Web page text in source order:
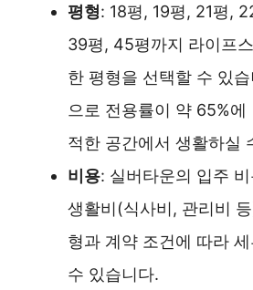
평형: 18평, 19평, 21평,
39평, 45평까지 라이프
한 평형을 선택할 수 있
으로 전용률이 약 65%에
적한 공간에서 생활하실
비용: 실버타운의 입주
생활비(식사비, 관리비
형과 계약 조건에 따라
수 있습니다.